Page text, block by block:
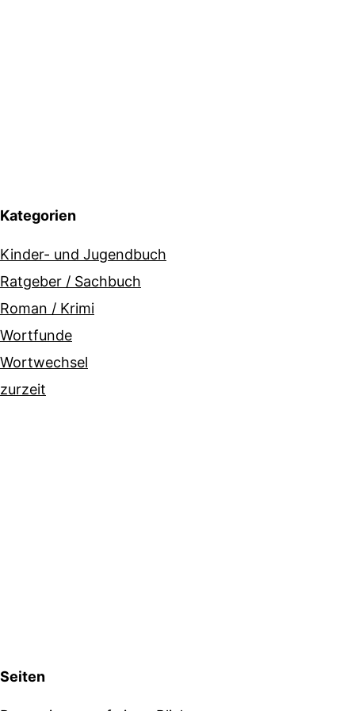
Kategorien
Kinder- und Jugendbuch
Ratgeber / Sachbuch
Roman / Krimi
Wortfunde
Wortwechsel
zurzeit
Seiten